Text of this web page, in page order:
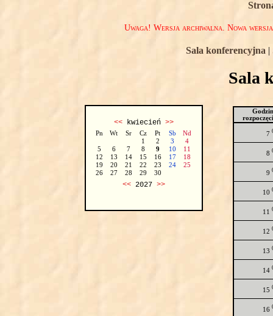
Uwaga! Wersja archiwalna. Nowa
Sala konferencyjna |
Sala
<<kwiecień >>
Pn Wt Sr Cz Pt Sb
Nd
1
2 3
4
5
6 7 8 9 10
11
12
13 14 15 16 17
18
19
20 21 22 23 24
25
26
27 28 29 30
<<2027 >>
7
8
9
10
11
12
13
14
15
16